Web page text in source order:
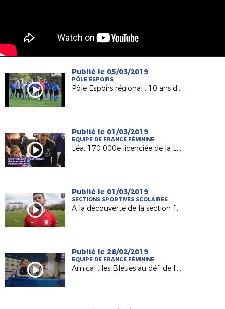
Publié le 05/03/2019
PÔLE ESPOIRS
Pôle Espoirs régional : 10 ans déjà ! Présentation...
Publié le 01/03/2019
EQUIPE DE FRANCE FÉMININE
Léa, 170 000e licenciée de la Ligue, au coup d'envoi de France-Allemagne !
Publié le 01/03/2019
SECTIONS SPORTIVES SCOLAIRES
A la découverte de la section féminine d'Ambroise Paré (Laval)
Publié le 28/02/2019
EQUIPE DE FRANCE FÉMININE
Amical : les Bleues au défi de l'Allemagne à Laval !